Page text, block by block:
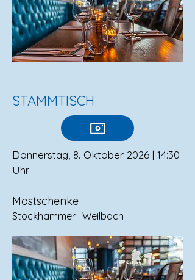
STAMMTISCH
Donnerstag, 8. Oktober 2026 | 14:30
Uhr
Mostschenke
Stockhammer | Weilbach